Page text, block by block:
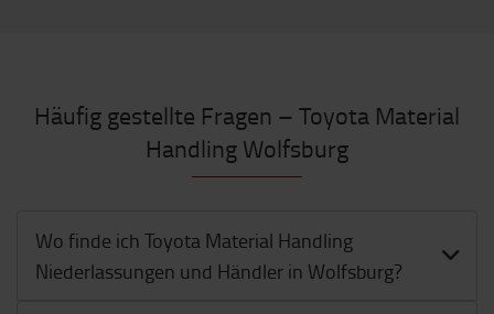
Häufig gestellte Fragen – Toyota Material
Handling Wolfsburg
Wo finde ich Toyota Material Handling
Niederlassungen und Händler in Wolfsburg?